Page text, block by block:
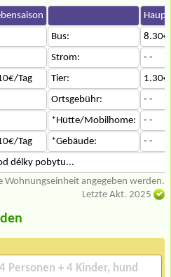
Bus:
Strom:
- -
Tag Tier:
Ortsgebühr:
- -
*Hütte/Mobilhome:
- -
Tag *Gebäude:
- -
délky pobytu...
Wohnungseinheit angegeben werden.
Letzte Akt. 2025